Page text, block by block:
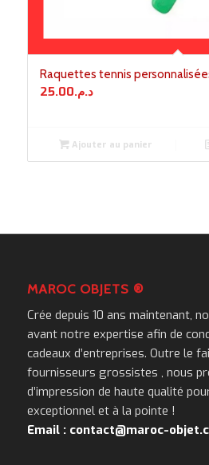
Raquettes tennis
د.م.25.00
Ajouter au panier
MAROC OBJETS ®
Crée depuis 10 ans maintenant,
avant notre expertise afin de
cadeaux d’entreprises. Outre le
fournisseurs grossistes , nous
d’impression de haute qualité
exceptionnel et à la pointe !
Email : contact@maroc-